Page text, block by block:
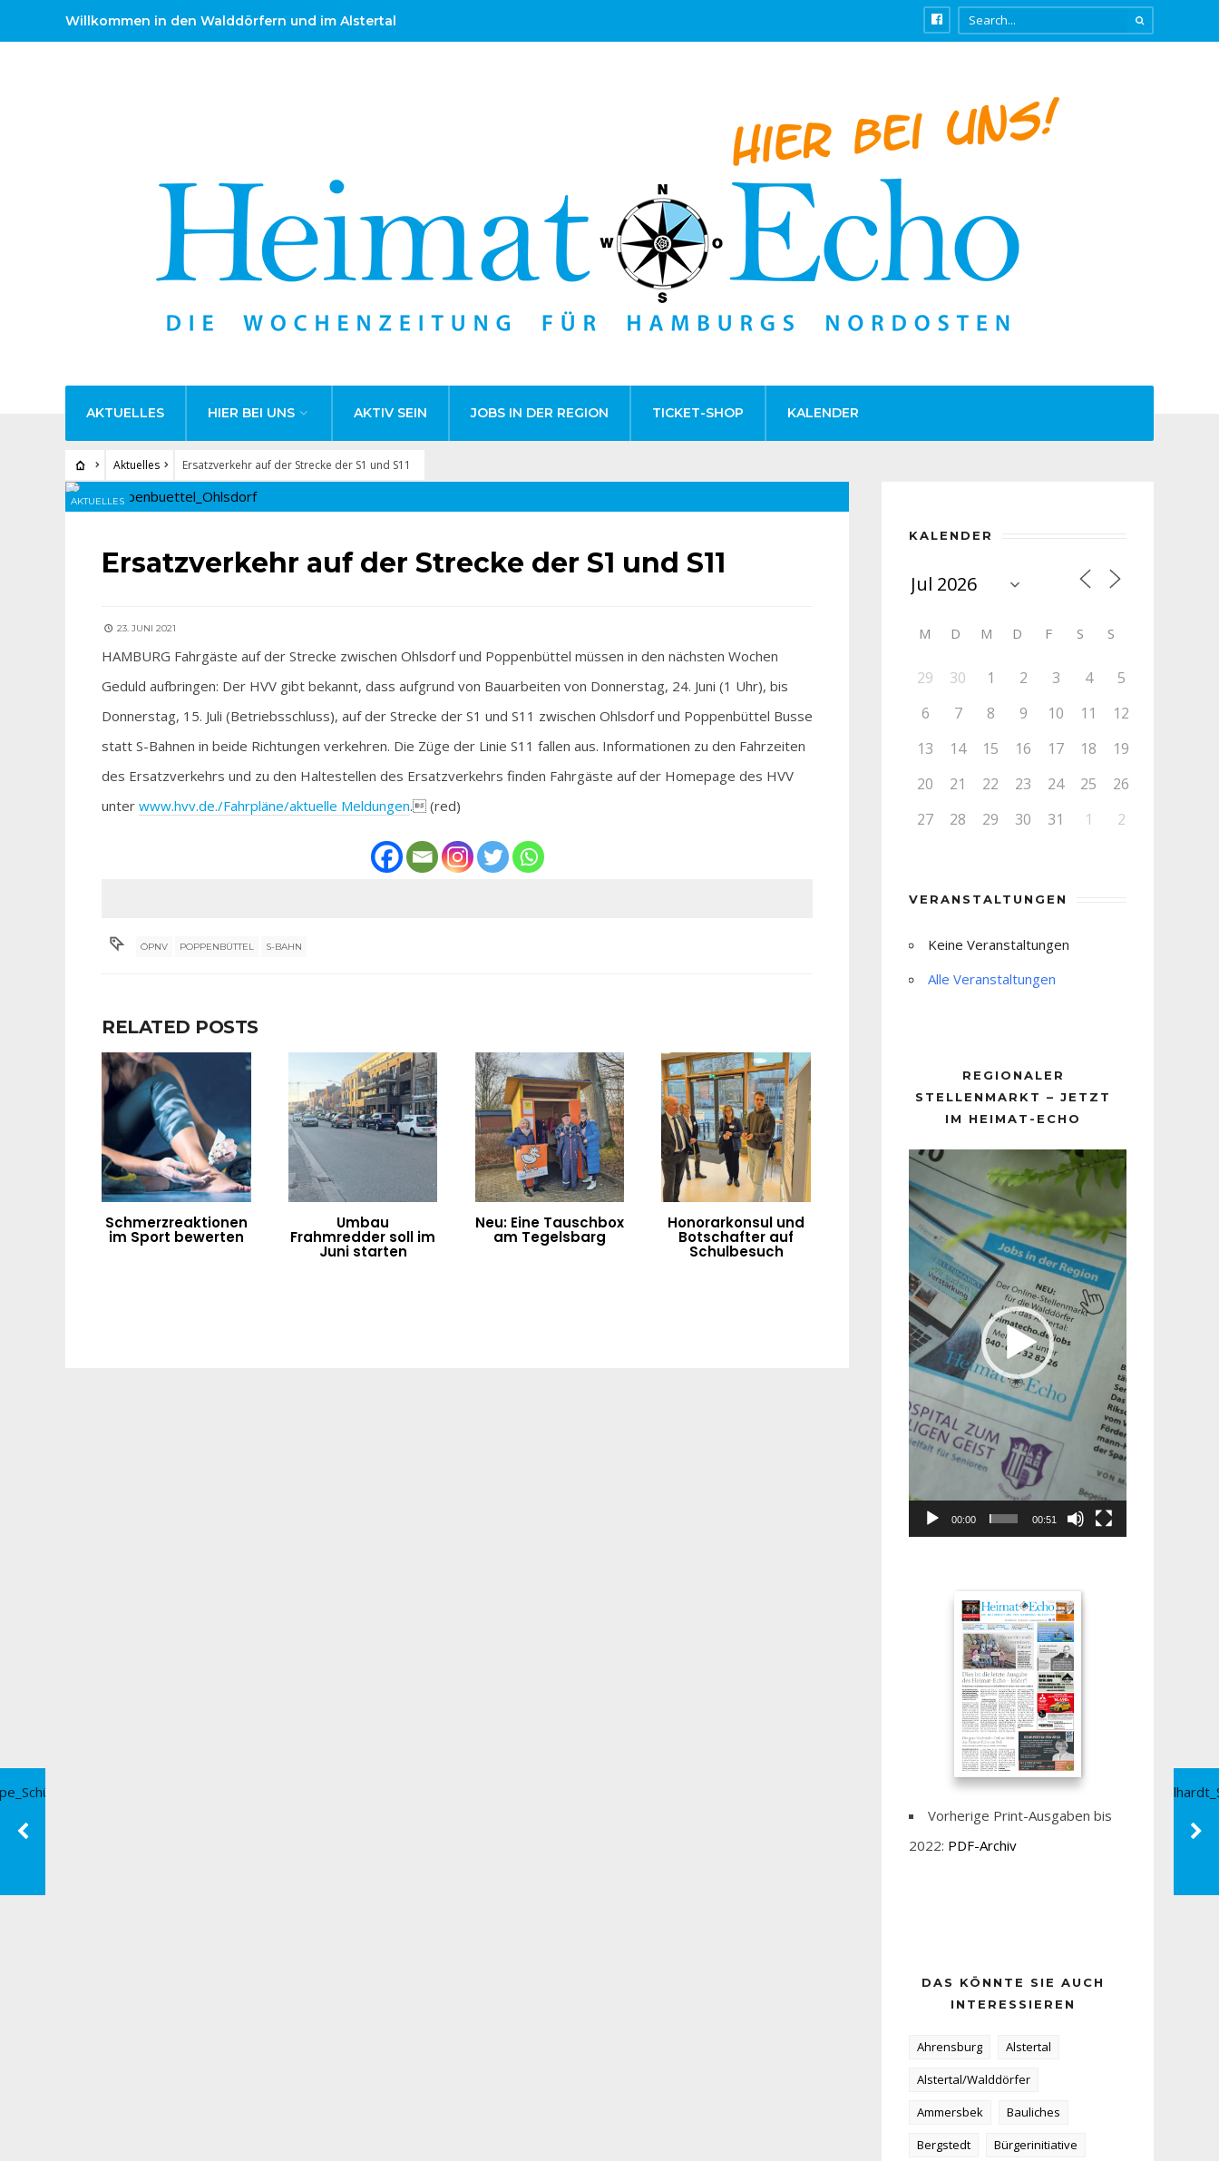
Willkommen in den Walddörfern und im Alstertal
AKTUELLES HIER BEI UNS AKTIV SEIN JOBS IN DER REGION TICKET-SHOP KALENDER
Aktuelles Ersatzverkehr auf der Strecke der S1 und S11
AKTUELLES
Ersatzverkehr auf der Strecke der S1 und S11
23. JUNI 2021
HAMBURG Fahrgäste auf der Strecke zwischen Ohlsdorf und Poppenbüttel müssen in den nächsten Wochen
Geduld aufbringen: Der HVV gibt bekannt, dass aufgrund von Bauarbeiten von Donnerstag, 24. Juni (1 Uhr), bis
Donnerstag, 15. Juli (Betriebsschluss), auf der Strecke der S1 und S11 zwischen Ohlsdorf und Poppenbüttel Busse
statt S-Bahnen in beide Richtungen verkehren. Die Züge der Linie S11 fallen aus. Informationen zu den Fahrzeiten
des Ersatzverkehrs und zu den Haltestellen des Ersatzverkehrs finden Fahrgäste auf der Homepage des HVV
unter www.hvv.de./Fahrpläne/aktuelle Meldungen. (red)
ÖPNV POPPENBÜTTEL S-BAHN
RELATED POSTS
Schmerzreaktionen
im Sport bewerten
Umbau
Frahmredder soll im
Juni starten
Neu: Eine Tauschbox
am Tegelsbarg
Honorarkonsul und
Botschafter auf
Schulbesuch
KALENDER
M D M D F S S
29 30 1 2 3 4
5
6
7 8 9 10 11
12
13
14 15 16 17 18
19
20
21 22 23 24 25
26
27
28 29 30 31 1 2
VERANSTALTUNGEN
Keine Veranstaltungen
Alle Veranstaltungen
REGIONALER
STELLENMARKT – JETZT
IM HEIMAT-ECHO
Player
00:00 00:51
Vorherige Print-Ausgaben bis
2022: PDF-Archiv
DAS KÖNNTE SIE AUCH
INTERESSIEREN
Ahrensburg
Alstertal
Alstertal/Walddörfer
Ammersbek
Bauliches
Bergstedt
Bürgerinitiative